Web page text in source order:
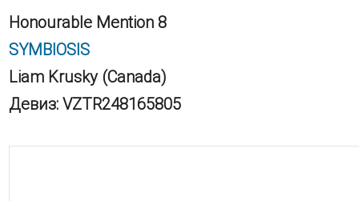
Honourable Mention 8
SYMBIOSIS
Liam Krusky (Canada)
Девиз: VZTR248165805